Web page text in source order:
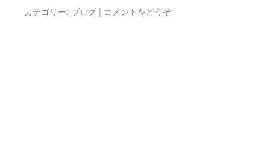
カテゴリー: ブログ | コメントをどうぞ